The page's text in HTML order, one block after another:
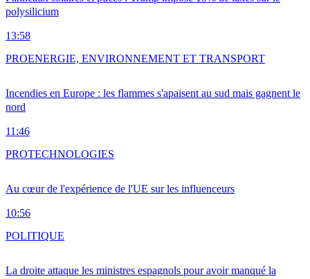
polysilicium
13:58
Incendies en Europe : les flammes s'apaisent au sud mais gagnent le
nord
11:46
PROENERGIE, ENVIRONNEMENT ET TRANSPORT
Au cœur de l'expérience de l'UE sur les influenceurs
10:56
PROTECHNOLOGIES
La droite attaque les ministres espagnols pour avoir manqué la
POLITIQUE